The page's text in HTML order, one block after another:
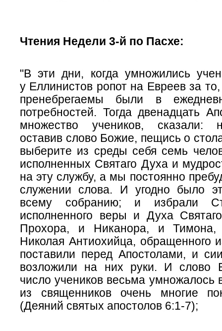
Чтения Недели 3-й по Пасхе:
"В эти дни, когда умножились
у Еллинистов ропот на Евреев за
пренебрегаемы были в
потребностей. Тогда двенадцать
множество учеников, сказали:
оставив слово Божие, пещись о
выберите из среды себя семь
исполненных Святаго Духа и
на эту службу, а мы постоянно
служении слова. И угодно было
всему собранию; и избрали
исполненного веры и Духа
Прохора, и Никанора, и
Николая Антиохийца, обращенного
поставили перед Апостолами, и
возложили на них руки. И слово
число учеников весьма умножалось
из священников очень многие
(Деяний святых апостолов 6:1-7);